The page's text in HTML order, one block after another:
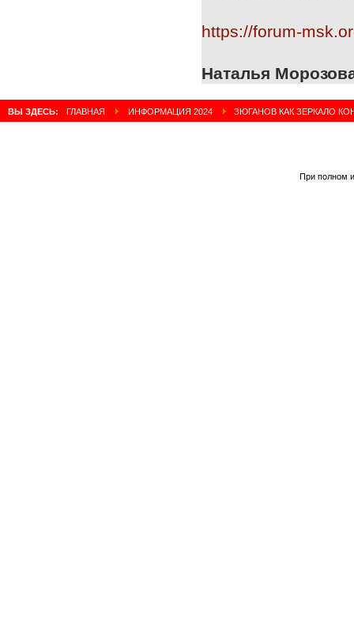
https://forum-
Наталья
ВЫ ЗДЕСЬ: ГЛАВНАЯ ИНФОРМАЦИЯ 2024 ЗЮГАНОВ КАК ЗЕРКАЛО
При полном